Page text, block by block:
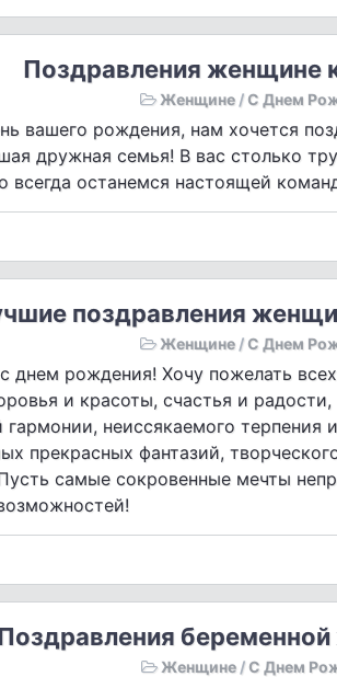
Поздравления женщине
Женщине/ С Днем
вашего рождения, нам хочется
дружная семья! В вас столько
всегда останемся настоящей
поздравления
Женщине/ С Днем
днем рождения! Хочу пожелать
и красоты, счастья и
гармонии, неиссякаемого
прекрасных фантазий,
самые сокровенные мечты
Женщине/ С Днем